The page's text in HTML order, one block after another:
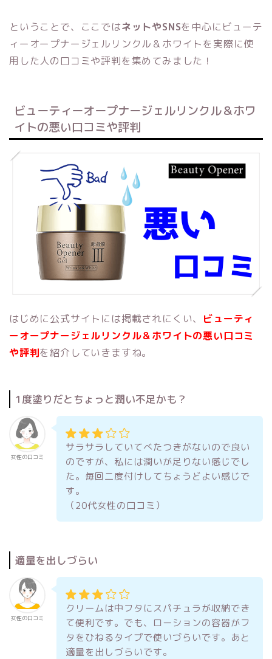
ということで、ここではネットやSNSを中心にビューテ
ィーオープナージェルリンクル＆ホワイトを実際に使
用した人の口コミや評判を集めてみました！
ビューティーオープナージェルリンクル＆ホワ
イトの悪い口コミや評判
はじめに公式サイトには掲載されにくい、 ビューティ
ーオープナージェルリンクル＆ホワイトの悪い口コミ
や評判を紹介していきますね。
1度塗りだとちょっと潤い不足かも？
女性の口コミ
サラサラしていてべたつきがないので良い
のですが、私には潤いが足りない感じでし
た。毎回二度付けしてちょうどよい感じで
す。
（20代女性の口コミ）
適量を出しづらい
女性の口コミ
クリームは中フタにスパチュラが収納でき
て便利です。でも、ローションの容器がフ
タをひねるタイプで使いづらいです。あと
適量を出しづらいです。